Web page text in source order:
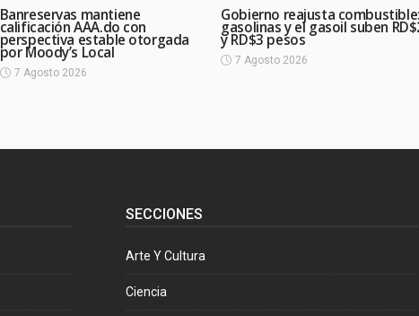
Banreservas mantiene
calificación AAA.do con
perspectiva estable otorgada
por Moody’s Local
7 Agosto 2026
Gobierno reajusta combustible:
gasolinas y el gasoil suben
y RD$3 pesos
7 Agosto 2026
SECCIONES
Arte Y Cultura
Ciencia